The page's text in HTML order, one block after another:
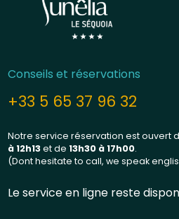
Conseils et réservations
+33 5 65 37 96 32
Notre service réservation est ouvert
à 12h13et de 13h30 à 17h00.
(Dont hesitate to call, we speak
Le service en ligne reste